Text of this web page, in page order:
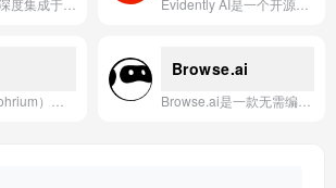
Browse.ai